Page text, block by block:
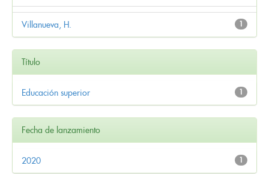
1
Villanueva, H.
Título
1
Educación superior
Fecha de lanzamiento
1
2020